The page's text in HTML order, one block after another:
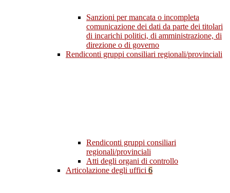
Sanzioni per mancata o incompleta
comunicazione dei dati da parte dei titolari
di incarichi politici, di amministrazione, di
direzione o di governo
Rendiconti gruppi consiliari regionali/provinciali
Rendiconti gruppi consiliari
regionali/provinciali
Atti degli organi di controllo
Articolazione degli uffici 6